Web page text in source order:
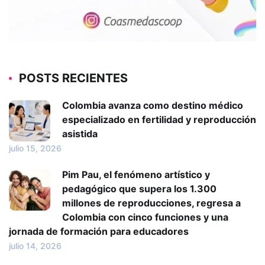
POSTS RECIENTES
Colombia avanza como destino médico
especializado en fertilidad y reproducción
asistida
julio 15, 2026
Pim Pau, el fenómeno artístico y
pedagógico que supera los 1.300
millones de reproducciones, regresa a
Colombia con cinco funciones y una
jornada de formación para educadores
julio 14, 2026